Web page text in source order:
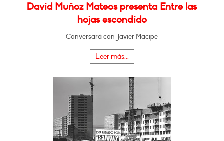
David Muñoz Mateos presenta Entre las
hojas escondido
Conversará con Javier Macipe
Leer más...